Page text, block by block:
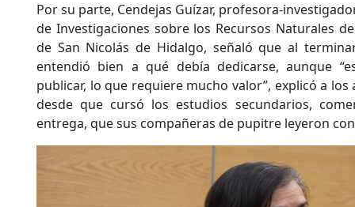
Por su parte, Cendejas Guízar, profesora-
de Investigaciones sobre los Recursos Naturales
de San Nicolás de Hidalgo, señaló que al
entendió bien a qué debía dedicarse, aunque
publicar, lo que requiere mucho valor”, explicó a
desde que cursó los estudios secundarios,
entrega, que sus compañeras de pupitre leyeron